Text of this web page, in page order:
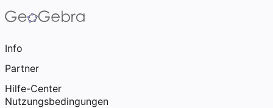
Info
Partner
Hilfe-Center
Nutzungsbedingungen